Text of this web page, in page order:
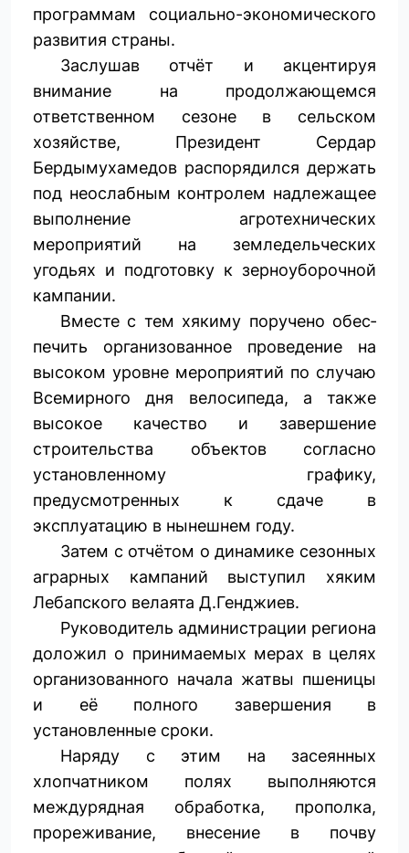
программам социально-экономического
развития страны.
Заслушав отчёт и акцентируя
внимание на продолжающемся
ответственном сезоне в сельском
хозяйстве, Президент Сердар
Бердымухамедов распорядился держать
под неослабным контролем надлежащее
выполнение агротехнических
мероприятий на земледельческих
угодьях и подготовку к зерноуборочной
кампании.
Вместе с тем хякиму поручено обес­
печить организованное проведение на
высоком уровне мероприятий по случаю
Всемирного дня велосипеда, а также
высокое качество и завершение
строительства объектов согласно
установленному графику,
предусмотренных к сдаче в
эксплуатацию в нынешнем году.
Затем с отчётом о динамике сезонных
аграрных кампаний выступил хяким
Лебапского велаята Д.Генджиев.
Руководитель администрации региона
доложил о принимаемых мерах в целях
организованного начала жатвы пшеницы
и её полного завершения в
установленные сроки.
Наряду с этим на засеянных
хлопчатником полях выполняются
междурядная обработка, прополка,
прореживание, внесение в почву